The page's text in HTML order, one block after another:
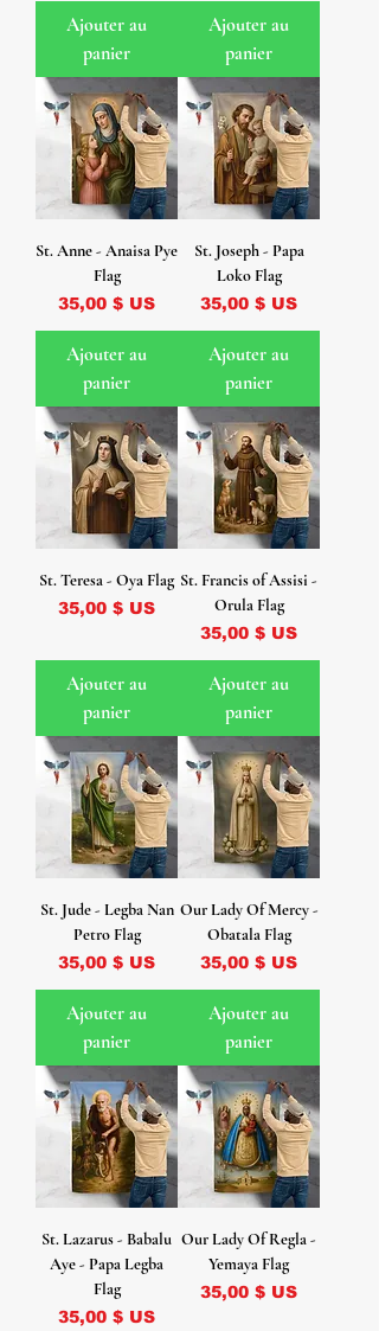
Ajouter au
panier
Ajouter au
panier
St. Anne - Anaisa Pye
Flag
Prix
35,00 $ US
Ajouter au
panier
St. Joseph - Papa
Loko Flag
Prix
35,00 $ US
Ajouter au
panier
St. Teresa - Oya Flag
Prix
35,00 $ US
Ajouter au
panier
St. Francis of Assisi -
Orula Flag
Prix
35,00 $ US
Ajouter au
panier
St. Jude - Legba Nan
Petro Flag
Prix
35,00 $ US
Ajouter au
panier
Our Lady Of Mercy -
Obatala Flag
Prix
35,00 $ US
Ajouter au
panier
St. Lazarus - Babalu
Aye - Papa Legba
Flag
Prix
35,00 $ US
Our Lady Of Regla -
Yemaya Flag
Prix
35,00 $ US